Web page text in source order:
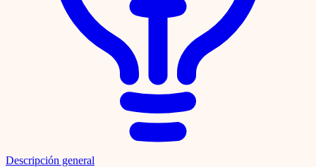
Descripción general